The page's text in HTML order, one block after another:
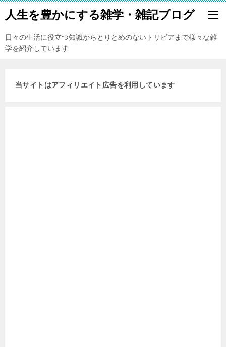
人生を豊かにする雑学・雑記ブログ
日々の生活に役立つ知識からとりとめのないトリビアまで様々な雑
学を紹介しています
当サイトはアフィリエイト広告を利用しています